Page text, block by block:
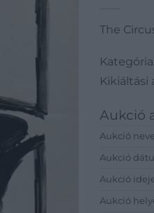
The
Kategória:
Kikiáltási
Aukció
Aukció
Aukció
Aukció
Aukció